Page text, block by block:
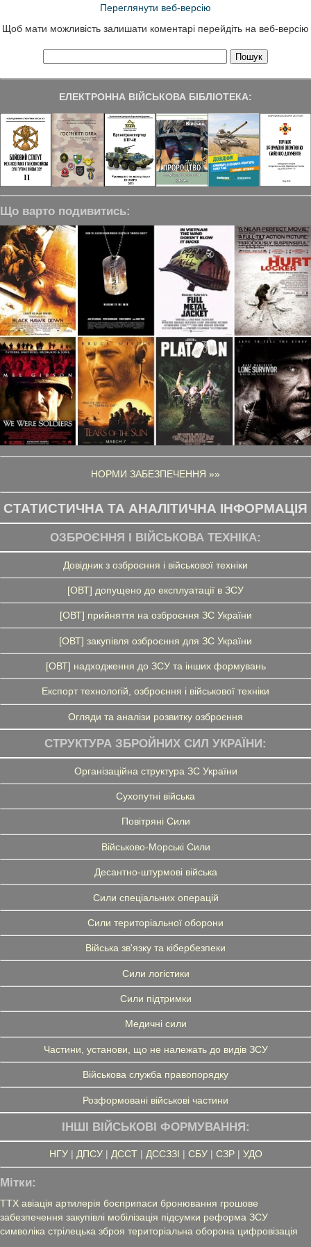
Переглянути веб-версію
Щоб мати можливість залишати коментарі перейдіть на веб-версію
ЕЛЕКТРОННА ВІЙСЬКОВА БІБЛІОТЕКА:
Що варто подивитись:
НОРМИ ЗАБЕЗПЕЧЕННЯ »»
СТАТИСТИЧНА ТА АНАЛІТИЧНА ІНФОРМАЦІЯ
ОЗБРОЄННЯ І ВІЙСЬКОВА ТЕХНІКА:
Довідник з озброєння і військової техніки
[ОВТ] допущено до експлуатації в ЗСУ
[ОВТ] прийняття на озброєння ЗС України
[ОВТ] закупівля озброєння для ЗС України
[ОВТ] надходження до ЗСУ та інших формувань
Експорт технологій, озброєння і військової техніки
Огляди та аналізи розвитку озброєння
СТРУКТУРА ЗБРОЙНИХ СИЛ УКРАЇНИ:
Організаційна структура ЗС України
Сухопутні війська
Повітряні Сили
Військово-Морські Сили
Десантно-штурмові війська
Сили спеціальних операцій
Сили територіальної оборони
Війська зв'язку та кібербезпеки
Сили логістики
Сили підтримки
Медичні сили
Частини, установи, що не належать до видів ЗСУ
Військова служба правопорядку
Розформовані військові частини
ІНШІ ВІЙСЬКОВІ ФОРМУВАННЯ:
НГУ| ДПСУ| ДССТ| ДССЗЗІ | СБУ| СЗР| УДО
Мітки:
ТТХ авіація артилерія боєприпаси бронювання грошове
забезпечення закупівлі мобілізація підсумки реформа ЗСУ
символіка стрілецька зброя територіальна оборона цифровізація